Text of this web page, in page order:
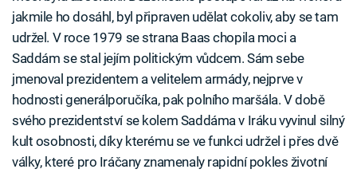
jakmile ho dosáhl, byl připraven udělat cokoliv, aby se tam
udržel. V roce 1979 se strana Baas chopila moci a
Saddám se stal jejím politickým vůdcem. Sám sebe
jmenoval prezidentem a velitelem armády, nejprve v
hodnosti generálporučíka, pak polního maršála. V době
svého prezidentství se kolem Saddáma v Iráku vyvinul silný
kult osobnosti, díky kterému se ve funkci udržel i přes dvě
války, které pro Iráčany znamenaly rapidní pokles životní